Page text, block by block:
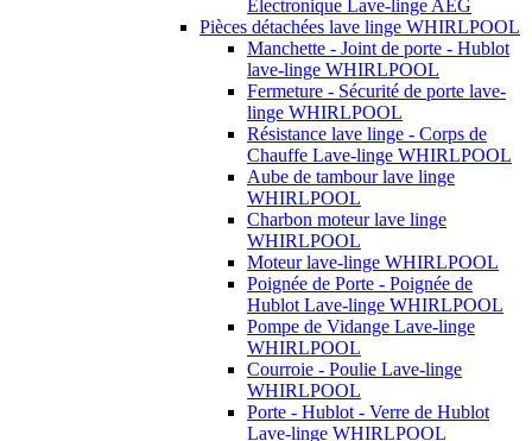
Electronique Lave-linge AEG
Pièces détachées lave linge WHIRLPOOL
Manchette - Joint de porte - Hublot
lave-linge WHIRLPOOL
Fermeture - Sécurité de porte lave-
linge WHIRLPOOL
Résistance lave linge - Corps de
Chauffe Lave-linge WHIRLPOOL
Aube de tambour lave linge
WHIRLPOOL
Charbon moteur lave linge
WHIRLPOOL
Moteur lave-linge WHIRLPOOL
Poignée de Porte - Poignée de
Hublot Lave-linge WHIRLPOOL
Pompe de Vidange Lave-linge
WHIRLPOOL
Courroie - Poulie Lave-linge
WHIRLPOOL
Porte - Hublot - Verre de Hublot
Lave-linge WHIRLPOOL